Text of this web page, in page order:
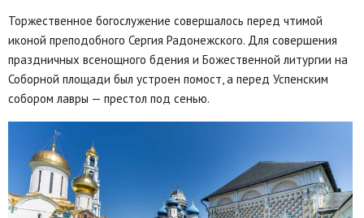
Торжественное богослужение совершалось перед чтимой
иконой преподобного Сергия Радонежского. Для совершения
праздничных всенощного бдения и Божественной литургии на
Соборной площади был устроен помост, а перед Успенским
собором лавры — престол под сенью.